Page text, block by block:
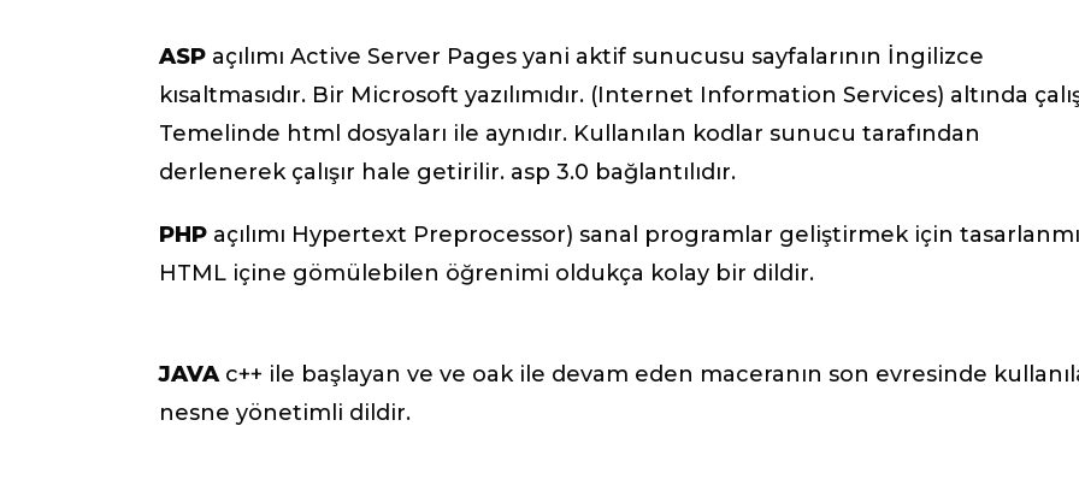
ASP açılımı Active Server Pages yani aktif sunucusu sayfalarının İngilizce
kısaltmasıdır. Bir Microsoft yazılımıdır. (Internet Information Services) altında
Temelinde html dosyaları ile aynıdır. Kullanılan kodlar sunucu tarafından
derlenerek çalışır hale getirilir. asp 3.0 bağlantılıdır.
PHP açılımı Hypertext Preprocessor) sanal programlar geliştirmek için
HTML içine gömülebilen öğrenimi oldukça kolay bir dildir.
JAVAc++ ile başlayan ve ve oak ile devam eden maceranın son evresinde
nesne yönetimli dildir.